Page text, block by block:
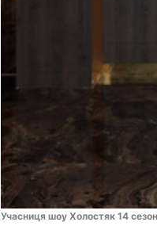
Учасниця шоу Холостяк 14